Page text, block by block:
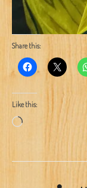
Share this:
Like this:
Loading…